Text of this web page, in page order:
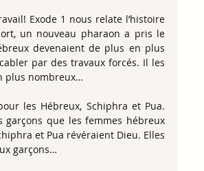
Exode 1 nous relate l’histoire
un nouveau pharaon a pris le
devenaient de plus en plus
par des travaux forcés. Il les
plus nombreux…
les Hébreux, Schiphra et Pua.
que les femmes hébreux
et Pua révéraient Dieu. Elles
garçons…